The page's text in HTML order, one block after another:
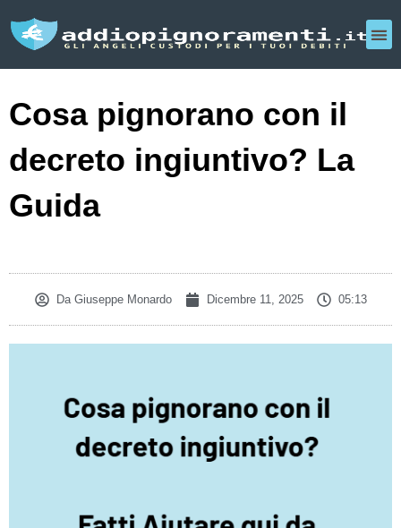
Cosa pignorano con il
decreto ingiuntivo? La
Guida
DaGiuseppe Monardo Dicembre 11, 2025 05:13